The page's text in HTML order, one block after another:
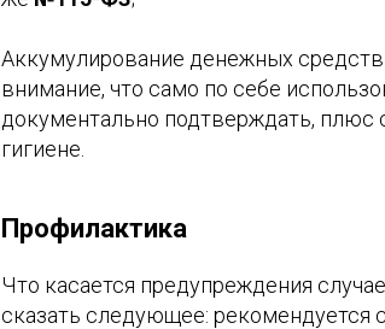
Аккумулирование денежных
внимание, что само по себе
документально подтверждать,
гигиене.
Профилактика
Что касается предупреждения
сказать следующее: